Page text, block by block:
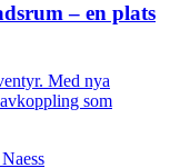
– en plats
Med nya
som